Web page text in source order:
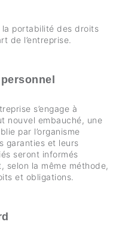
la portabilité des droits
de l’entreprise.
s’engage à
nouvel embauché, une
par l’organisme
garanties et leurs
seront informés
selon la même méthode,
et obligations.